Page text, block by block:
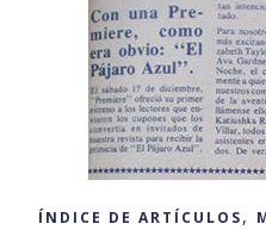
ÍNDICE DE ARTÍCULOS,